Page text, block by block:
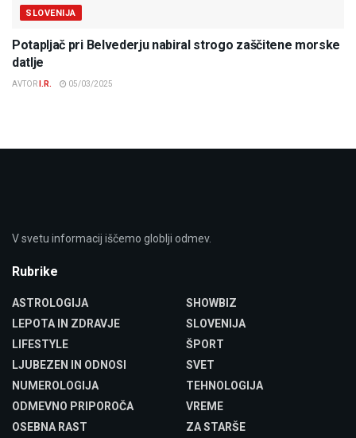
SLOVENIJA
Potapljač pri Belvederju nabiral strogo zaščitene morske
datlje
AVTOR I.R. 05/03/2025
V svetu informacij iščemo globlji odmev.
Rubrike
ASTROLOGIJA
LEPOTA IN ZDRAVJE
LIFESTYLE
LJUBEZEN IN ODNOSI
NUMEROLOGIJA
ODMEVNO PRIPOROČA
OSEBNA RAST
SHOWBIZ
SLOVENIJA
ŠPORT
SVET
TEHNOLOGIJA
VREME
ZA STARŠE